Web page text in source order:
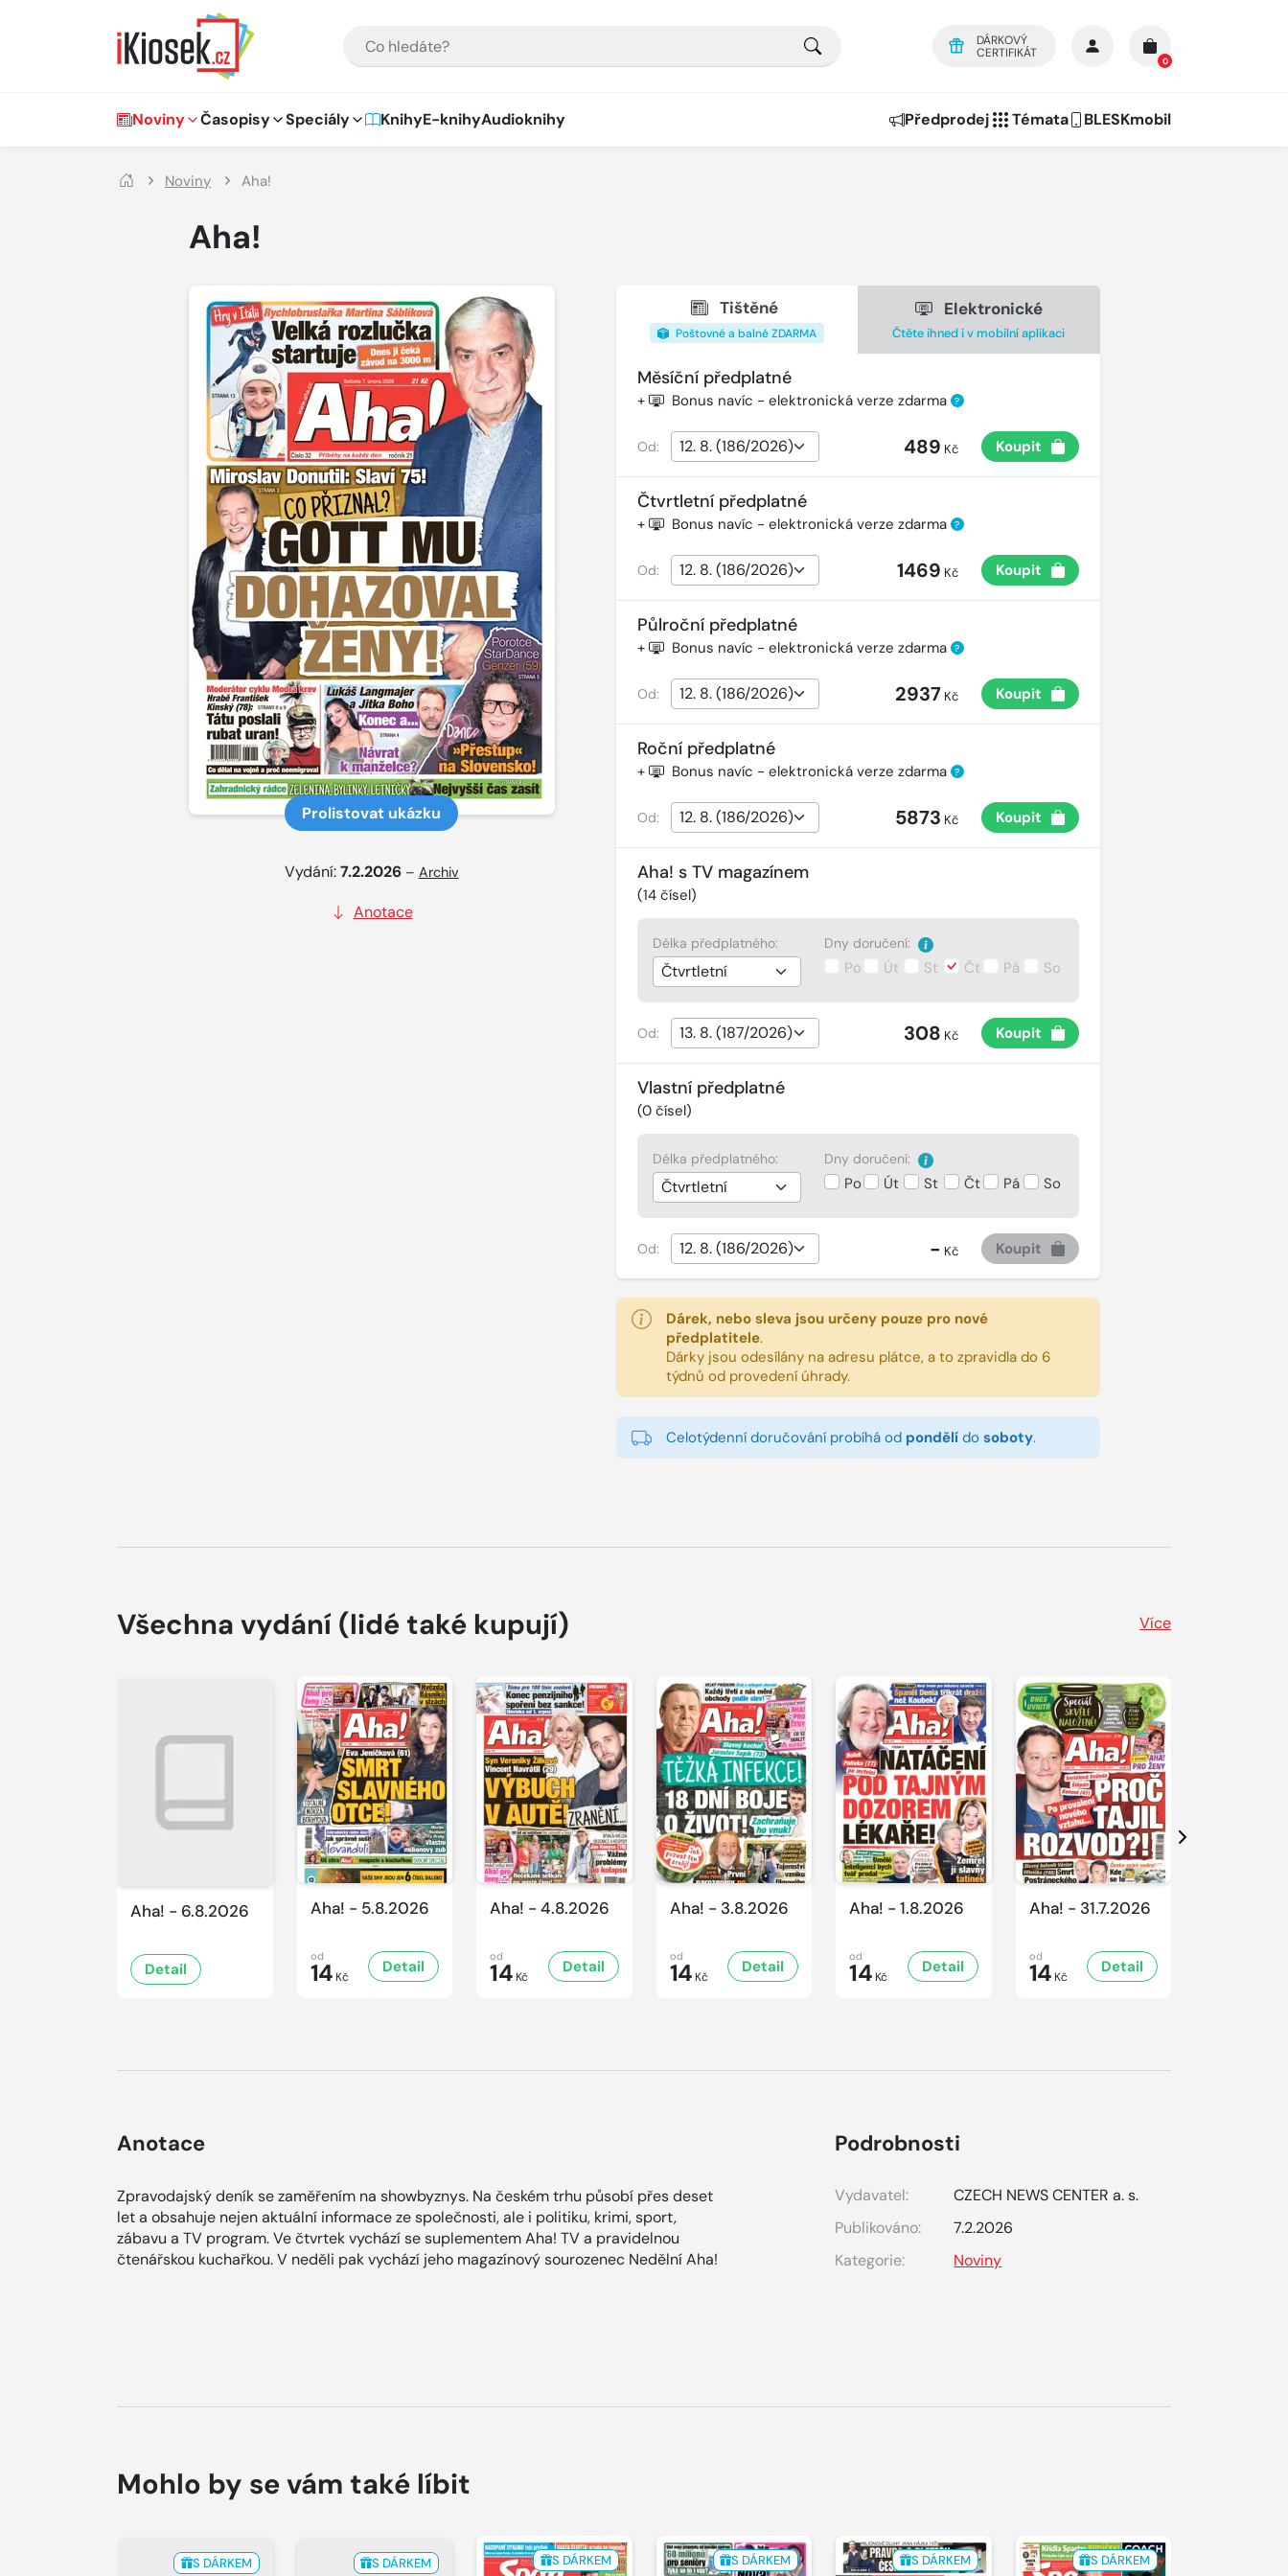
DÁRKOVÝ
CERTIFIKÁT
0
Hlavní navigace
Noviny Časopisy Speciály KnihyE-knihyAudioknihy Předprodej Témata BLESKmobil
Noviny Aha!
Aha!
Prolistovat ukázku
Vydání:7.2.2026 – Archiv
Anotace
Tištěné
Poštovné a balné ZDARMA
Elektronické
Čtěte ihned i v mobilní aplikaci
Měsíční předplatné
+ Bonus navíc - elektronická verze zdarma ?
Od: 489 Kč Koupit
Čtvrtletní předplatné
+ Bonus navíc - elektronická verze zdarma ?
Od: 1469 Kč Koupit
Půlroční předplatné
+ Bonus navíc - elektronická verze zdarma ?
Od: 2937 Kč Koupit
Roční předplatné
+ Bonus navíc - elektronická verze zdarma ?
Od: 5873 Kč Koupit
Aha! s TV magazínem
(14čísel)
Délka předplatného: Dny doručení:
Po Út St Čt Pá So
Od: 308 Kč Koupit
Vlastní předplatné
(0čísel)
Délka předplatného: Dny doručení:
Po Út St Čt Pá So
Od: - Kč Koupit
Dárek, nebo sleva jsou určeny pouze pro nové
předplatitele.
Dárky jsou odesílány na adresu plátce, a to zpravidla do 6
týdnů od provedení úhrady.
Celotýdenní doručování probíhá od pondělído soboty.
Všechna vydání (lidé také kupují) Více
Aha! - 6.8.2026
Detail
Aha! - 5.8.2026
od
14 Kč
Detail
Aha! - 4.8.2026
od
14 Kč
Detail
Aha! - 3.8.2026
od
14 Kč
Detail
Aha! - 1.8.2026
od
14 Kč
Detail
Aha! - 31.7.2026
od
14 Kč
Detail
Další
Anotace
Zpravodajský deník se zaměřením na showbyznys. Na českém trhu působí přes deset
let a obsahuje nejen aktuální informace ze společnosti, ale i politiku, krimi, sport,
zábavu a TV program. Ve čtvrtek vychází se suplementem Aha! TV a pravidelnou
čtenářskou kuchařkou. V neděli pak vychází jeho magazínový sourozenec Nedělní Aha!
Podrobnosti
Vydavatel:
CZECH NEWS CENTER a. s.
Publikováno:
7.2.2026
Kategorie:
Noviny
Mohlo by se vám také líbit
S DÁRKEM S DÁRKEM S DÁRKEM S DÁRKEM S DÁRKEM S DÁRKEM